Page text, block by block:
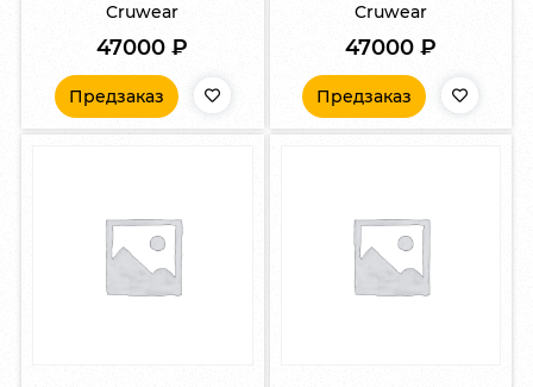
Cruwear
47000₽
Предзаказ
Cruwear
47000 ₽
Предзаказ